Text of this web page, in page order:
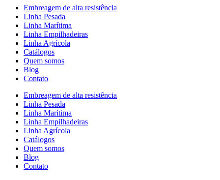
Embreagem de alta resistência
Linha Pesada
Linha Marítima
Linha Empilhadeiras
Linha Agrícola
Catálogos
Quem somos
Blog
Contato
Embreagem de alta resistência
Linha Pesada
Linha Marítima
Linha Empilhadeiras
Linha Agrícola
Catálogos
Quem somos
Blog
Contato